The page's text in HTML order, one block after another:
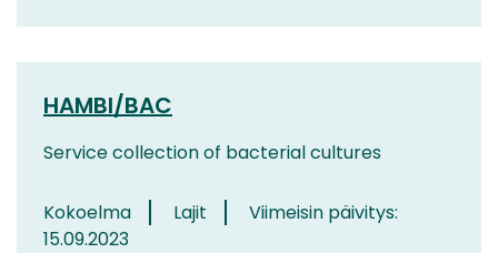
HAMBI/BAC
Service collection of bacterial cultures
Kokoelma Lajit
Viimeisin päivitys:
15.09.2023